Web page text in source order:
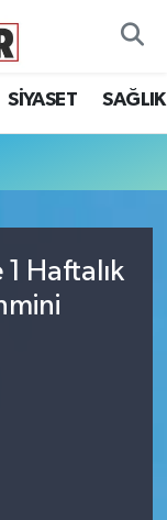
SİYASET SAĞLIK
Haftalık